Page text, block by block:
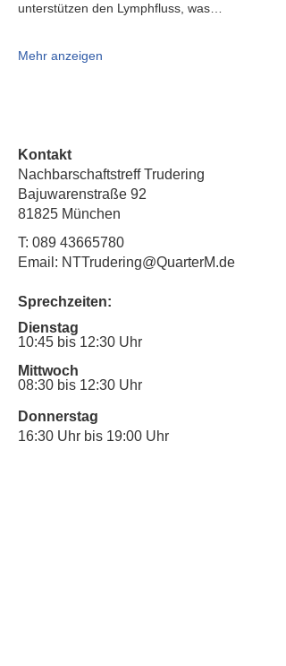
unterstützen den Lymphfluss, was…
Mehr anzeigen
Kontakt
Nachbarschaftstreff Trudering
Bajuwarenstraße 92
81825 München
T: 089 43665780
Email: NTTrudering@QuarterM.de
Sprechzeiten:
Dienstag
10:45 bis 12:30 Uhr
Mittwoch
08:30 bis 12:30 Uhr
Donnerstag
16:30 Uhr bis 19:00 Uhr